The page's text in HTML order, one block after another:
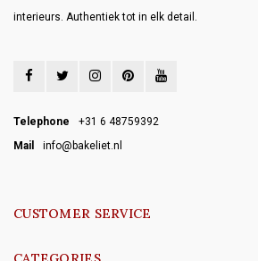
interieurs. Authentiek tot in elk detail.
Telephone
+31 6 48759392
Mail
info@bakeliet.nl
CUSTOMER SERVICE